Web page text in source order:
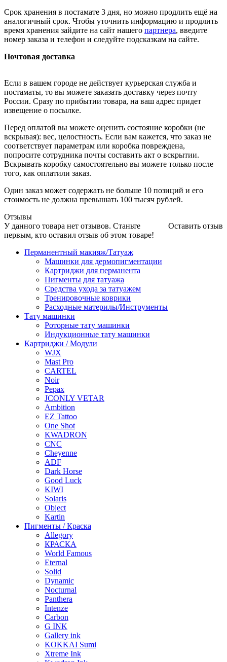
Срок хранения в постамате 3 дня, но можно продлить ещё на
аналогичный срок. Чтобы уточнить информацию и продлить
время хранения зайдите на сайт нашего партнера, введите
номер заказа и телефон и следуйте подсказкам на сайте.
Почтовая доставка
Если в вашем городе не действует курьерская служба и
постаматы, то вы можете заказать доставку через почту
России. Сразу по прибытии товара, на ваш адрес придет
извещение о посылке.
Перед оплатой вы можете оценить состояние коробки (не
вскрывая): вес, целостность. Если вам кажется, что заказ не
соответствует параметрам или коробка повреждена,
попросите сотрудника почты составить акт о вскрытии.
Вскрывать коробку самостоятельно вы можете только после
того, как оплатили заказ.
Один заказ может содержать не больше 10 позиций и его
стоимость не должна превышать 100 тысяч рублей.
Отзывы
Оставить отзыв
У данного товара нет отзывов. Станьте
первым, кто оставил отзыв об этом товаре!
Перманентный макияж/Татуаж
Машинки для дермопигментации
Картриджи для перманента
Пигменты для татуажа
Средства ухода за татуажем
Тренировочные коврики
Расходные материлы/Инструменты
Тату машинки
Роторные тату машинки
Индукционные тату машинки
Картриджи / Модули
WJX
Mast Pro
CARTEL
Noir
Pepax
JCONLY VETAR
Ambition
EZ Tattoo
One Shot
KWADRON
CNC
Cheyenne
ADF
Dark Horse
Good Luck
KIWI
Solaris
Object
Kartin
Пигменты / Краска
Allegory
КРАСКА
World Famous
Eternal
Solid
Dynamic
Nocturnal
Panthera
Intenze
Carbon
G INK
Gallery ink
KOKKAI Sumi
Xtreme Ink